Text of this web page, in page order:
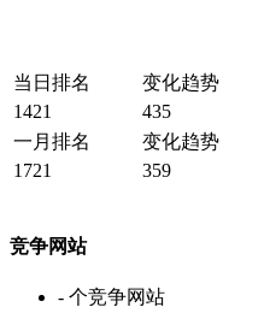
当日排名 变化趋势
1421
435
一月排名
变化趋势
1721
359
竞争网站
- 个竞争网站